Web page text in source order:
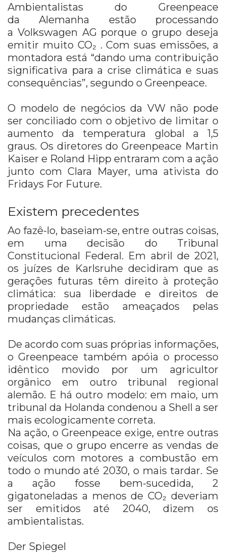
Ambientalistas do Greenpeace
da Alemanha estão processando
a Volkswagen AG porque o grupo deseja
emitir muito CO₂ . Com suas emissões, a
montadora está “dando uma contribuição
significativa para a crise climática e suas
consequências”, segundo o Greenpeace.
O modelo de negócios da VW não pode
ser conciliado com o objetivo de limitar o
aumento da temperatura global a 1,5
graus. Os diretores do Greenpeace Martin
Kaiser e Roland Hipp entraram com a ação
junto com Clara Mayer, uma ativista do
Fridays For Future.
Existem precedentes
Ao fazê-lo, baseiam-se, entre outras coisas,
em uma decisão do Tribunal
Constitucional Federal. Em abril de 2021,
os juízes de Karlsruhe decidiram que as
gerações futuras têm direito à proteção
climática: sua liberdade e direitos de
propriedade estão ameaçados pelas
mudanças climáticas.
De acordo com suas próprias informações,
o Greenpeace também apóia o processo
idêntico movido por um agricultor
orgânico em outro tribunal regional
alemão. E há outro modelo: em maio, um
tribunal da Holanda condenou a Shell a ser
mais ecologicamente correta.
Na ação, o Greenpeace exige, entre outras
coisas, que o grupo encerre as vendas de
veículos com motores a combustão em
todo o mundo até 2030, o mais tardar. Se
a ação fosse bem-sucedida, 2
gigatoneladas a menos de CO₂ deveriam
ser emitidos até 2040, dizem os
ambientalistas.
Der Spiegel